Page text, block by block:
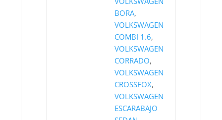
BORA,
VOLKSWAGEN
COMBI 1.6,
VOLKSWAGEN
CORRADO,
VOLKSWAGEN
CROSSFOX,
VOLKSWAGEN
ESCARABAJO